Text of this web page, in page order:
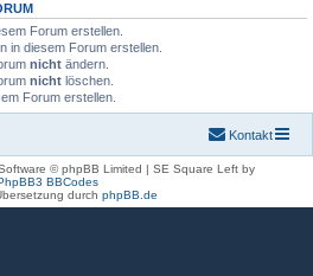
Forum erstellen.
in diesem Forum erstellen.
nicht ändern.
nicht löschen.
Forum erstellen.
Kontakt
© phpBB Limited | SE Square Left by
BBCodes
durch phpBB.de